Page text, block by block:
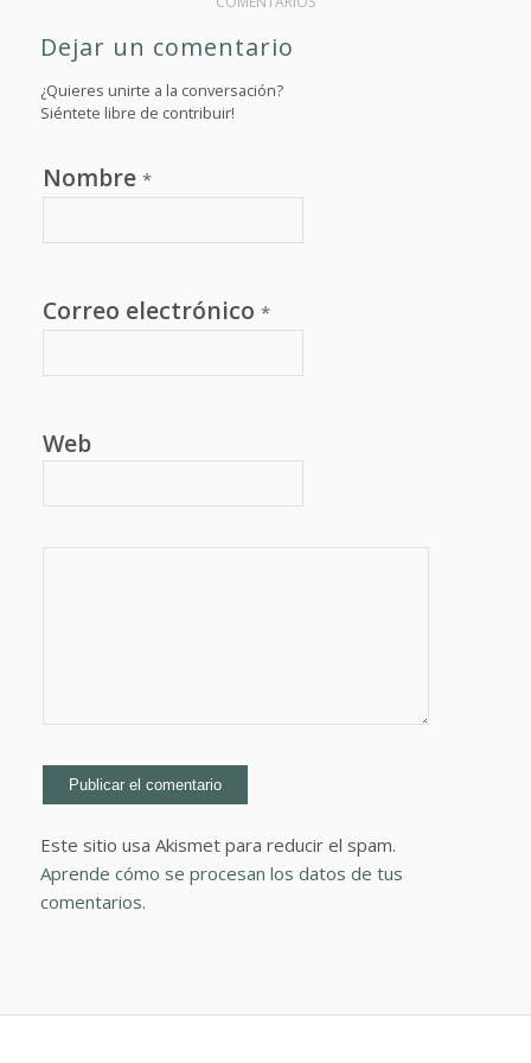
Dejar un comentario
¿Quieres unirte a la conversación?
Siéntete libre de contribuir!
Nombre *
Correo electrónico *
Web
Este sitio usa Akismet para reducir el spam.
Aprende cómo se procesan los datos de tus
comentarios.